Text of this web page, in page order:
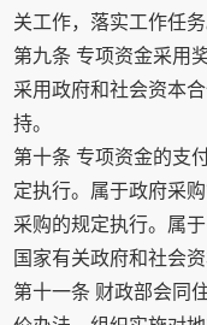
关工作，落实工作任务
第九条 专项资金采用
采用政府和社会资本
持。
第十条 专项资金的支
定执行。属于政府采
采购的规定执行。属
国家有关政府和社会
第十一条 财政部会同